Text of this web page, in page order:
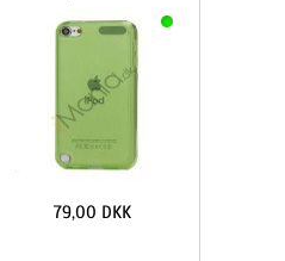
79,00 DKK